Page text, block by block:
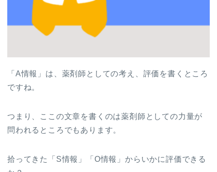
「A情報」は、薬剤師としての考え、評価を書くところ
ですね。
つまり、ここの文章を書くのは薬剤師としての力量が
問われるところでもあります。
拾ってきた「S情報」「O情報」からいかに評価できる